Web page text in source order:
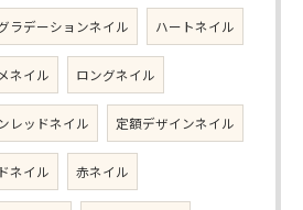
ラデーションネイル ハートネイル
ネイル ロングネイル
レッドネイル 定額デザインネイル
ネイル 赤ネイル